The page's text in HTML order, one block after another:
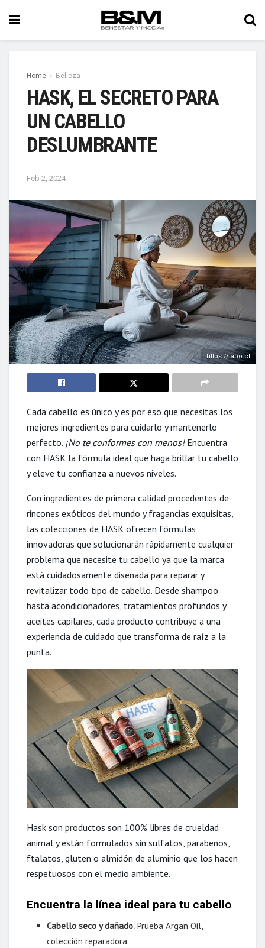
Home Belleza
HASK, EL SECRETO PARA
UN CABELLO
DESLUMBRANTE
Feb 2, 2024
https://tapo.cl
Cada cabello es único y es por eso que necesitas los
mejores ingredientes para cuidarlo y mantenerlo
perfecto. ¡No te conformes con menos!Encuentra
con HASK la fórmula ideal que haga brillar tu cabello
y eleve tu confianza a nuevos niveles.
Con ingredientes de primera calidad procedentes de
rincones exóticos del mundo y fragancias exquisitas,
las colecciones de HASK ofrecen fórmulas
innovadoras que solucionarán rápidamente cualquier
problema que necesite tu cabello ya que la marca
está cuidadosamente diseñada para reparar y
revitalizar todo tipo de cabello. Desde shampoo
hasta acondicionadores, tratamientos profundos y
aceites capilares, cada producto contribuye a una
experiencia de cuidado que transforma de raíz a la
punta.
Hask son productos son 100% libres de crueldad
animal y están formulados sin sulfatos, parabenos,
ftalatos, gluten o almidón de aluminio que los hacen
respetuosos con el medio ambiente.
Encuentra la línea ideal para tu cabello
Cabello seco y dañado. Prueba Argan Oil,
colección reparadora.